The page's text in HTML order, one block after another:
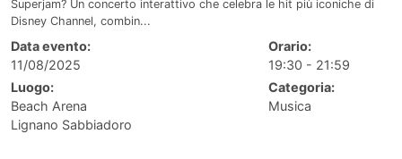
Superjam? Un concerto interattivo che celebra le hit più iconiche di
Disney Channel, combin...
Data evento:
11/08/2025
Orario:
19:30 - 21:59
Luogo:
Beach Arena
Lignano Sabbiadoro
Categoria:
Musica